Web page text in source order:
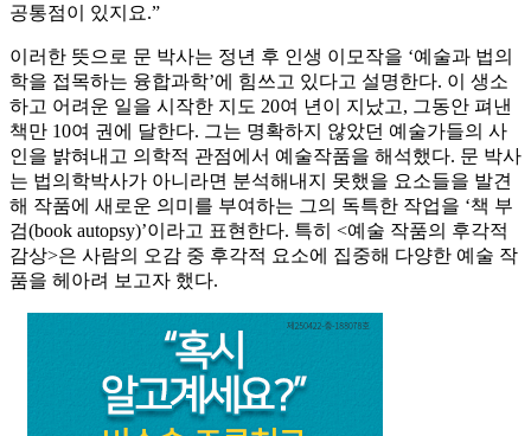
공통점이 있지요.”
이러한 뜻으로 문 박사는 정년 후 인생 이모작을 ‘예술과 법의
학을 접목하는 융합과학’에 힘쓰고 있다고 설명한다. 이 생소
하고 어려운 일을 시작한 지도 20여 년이 지났고, 그동안 펴낸
책만 10여 권에 달한다. 그는 명확하지 않았던 예술가들의 사
인을 밝혀내고 의학적 관점에서 예술작품을 해석했다. 문 박사
는 법의학박사가 아니라면 분석해내지 못했을 요소들을 발견
해 작품에 새로운 의미를 부여하는 그의 독특한 작업을 ‘책 부
검(book autopsy)’이라고 표현한다. 특히 <예술 작품의 후각적
감상>은 사람의 오감 중 후각적 요소에 집중해 다양한 예술 작
품을 헤아려 보고자 했다.